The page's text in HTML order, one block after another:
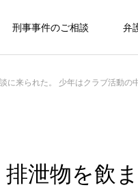
刑事事件のご相談 弁
とか出場したいと思ったが、観護措置を取られてしまうと出場
泄物を飲